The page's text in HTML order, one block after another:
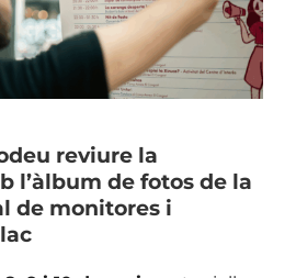
reviure la
l’àlbum de fotos de la
de monitores i